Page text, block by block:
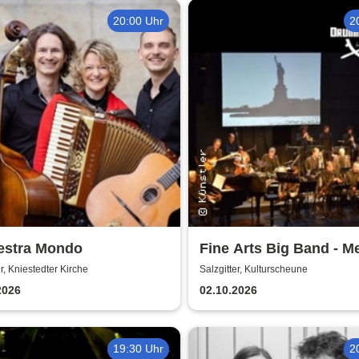
20:00 Uhr
Mondo
Kniestedter Kirche
Fine Arts Big Band -
amerikanischer Traum -
Stories
Salzgitter, Kulturscheune
02.10.2026
19:30 Uhr